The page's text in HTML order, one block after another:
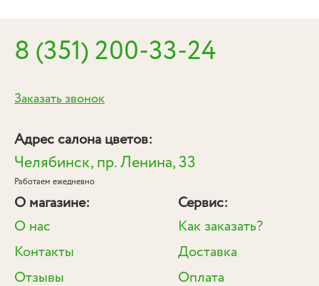
8 (351) 200-33-24
Заказать звонок
Адрес салона цветов:
Челябинск, пр. Ленина, 33
Работаем ежедневно
О магазине:
О нас
Контакты
Отзывы
Сервис:
Как заказать?
Доставка
Оплата